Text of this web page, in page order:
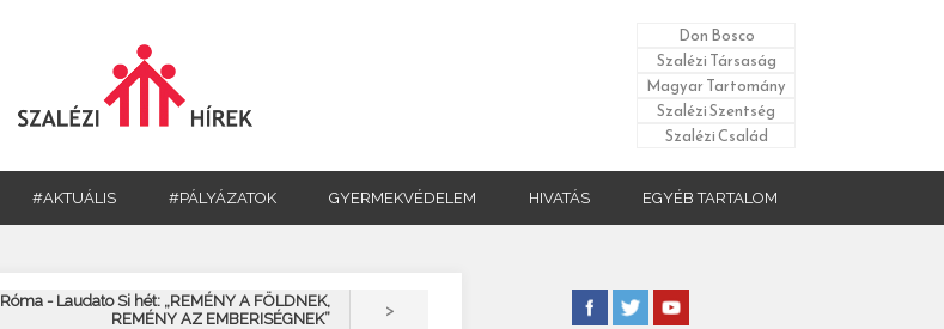
Don Bosco
Szalézi Társaság
Magyar Tartomány
Szalézi Szentség
Szalézi Család
#AKTUÁLIS #PÁLYÁZATOK GYERMEKVÉDELEM HIVATÁS EGYÉB TARTALOM
Róma - Laudato Si hét: „REMÉNY A FÖLDNEK,
REMÉNY AZ EMBERISÉGNEK”
>